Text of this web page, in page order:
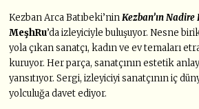
Kezban Arca Batıbeki’ninKezban’ın
MeşhRu’da izleyiciyle buluşuyor. Nesne
yola çıkan sanatçı, kadın ve ev temaları
kuruyor. Her parça, sanatçının estetik
yansıtıyor. Sergi, izleyiciyi sanatçının iç
yolculuğa davet ediyor.